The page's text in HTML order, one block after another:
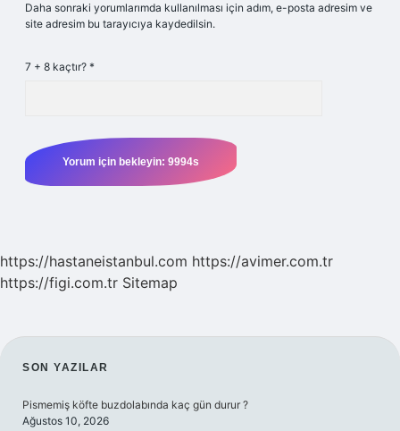
Daha sonraki yorumlarımda kullanılması için adım, e-posta adresim ve
site adresim bu tarayıcıya kaydedilsin.
7 + 8 kaçtır? *
https://hastaneistanbul.com https://avimer.com.tr
https://figi.com.tr Sitemap
SIDEBAR
SON YAZILAR
Pismemiş köfte buzdolabında kaç gün durur ?
Ağustos 10, 2026